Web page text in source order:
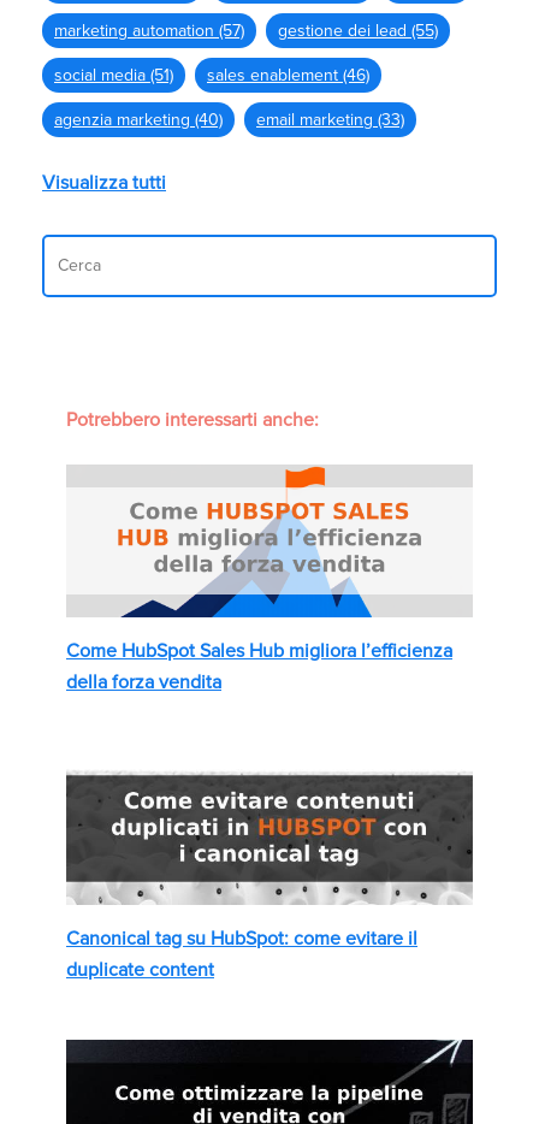
marketing automation (57) gestione dei lead (55)
social media (51) sales enablement (46)
agenzia marketing (40) email marketing (33)
Visualizza tutti
Potrebbero interessarti anche:
Come HubSpot Sales Hub migliora l’efficienza
della forza vendita
Canonical tag su HubSpot: come evitare il
duplicate content